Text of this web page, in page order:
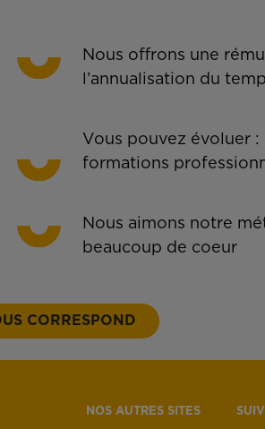
Nous offrons une
l’annualisation du
Vous pouvez évoluer
formations
Nous aimons notre
beaucoup de coeur
CORRESPOND
NOS AUTRES SITES